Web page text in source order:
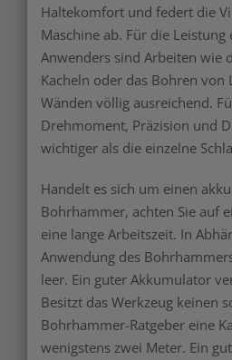
Haltekomfort und federt die
Maschine ab. Für die Leistung
Anwenders sind Arbeiten wie
Kacheln oder das Bohren von
Wänden völlig ausreichend.
Drehmoment, Präzision und
wichtiger als die einzelne
Handelt es sich um einen
Bohrhammer, achten Sie auf
eine lange Arbeitszeit. In
Anwendung des
leer. Ein guter Akkumulator
Besitzt das Werkzeug keinen
Bohrhammer-Ratgeber eine
wenigstens zwei Meter. Ein